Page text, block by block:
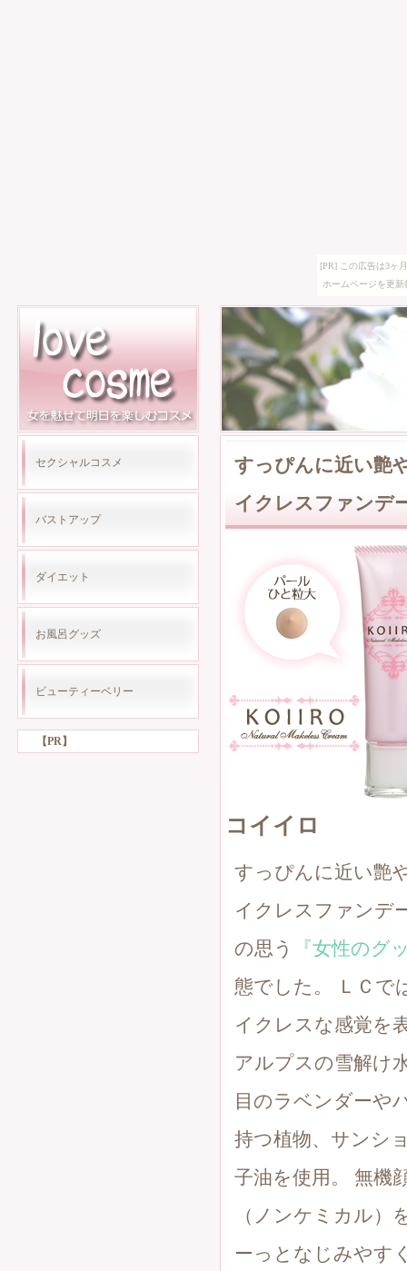
[PR] この広告は3ヶ
ホームページを更
すっぴんに近い艶
イクレスファンデ
コイイロ
すっぴんに近い艶
イクレスファンデ
の思う
『女性のグ
態でした。 ＬＣで
イクレスな感覚を
アルプスの雪解け
目のラベンダーや
持つ植物、サンシ
子油を使用。 無機
（ノンケミカル）
ーっとなじみやす
セクシャルコスメ
バストアップ
ダイエット
お風呂グッズ
ビューティーベリー
【PR】